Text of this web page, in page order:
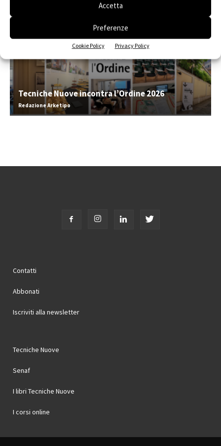
Accetta
Preferenze
Cookie Policy Privacy Policy
Tecniche Nuove incontra l’Ordine 2026
Redazione Arketipo
Contatti
Abbonati
Iscriviti alla newsletter
Tecniche Nuove
Senaf
I libri Tecniche Nuove
I corsi online